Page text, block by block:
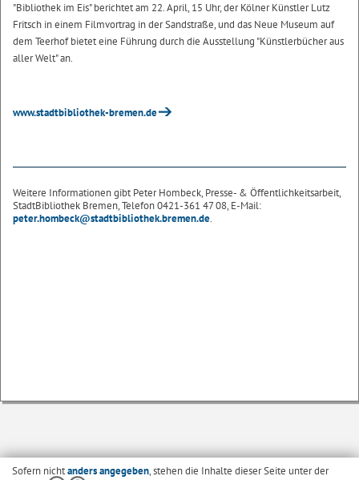
"Bibliothek im Eis" berichtet am 22. April, 15 Uhr, der Kölner Künstler Lutz
Fritsch in einem Filmvortrag in der Sandstraße, und das Neue Museum auf
dem Teerhof bietet eine Führung durch die Ausstellung "Künstlerbücher aus
aller Welt" an.
www.stadtbibliothek-bremen.de
Weitere Informationen gibt Peter Hombeck, Presse- & Öffentlichkeitsarbeit,
StadtBibliothek Bremen, Telefon 0421-361 47 08, E-Mail:
peter.hombeck@stadtbibliothek.bremen.de.
Sofern nichtanders angegeben, stehen die Inhalte dieser Seite unter der